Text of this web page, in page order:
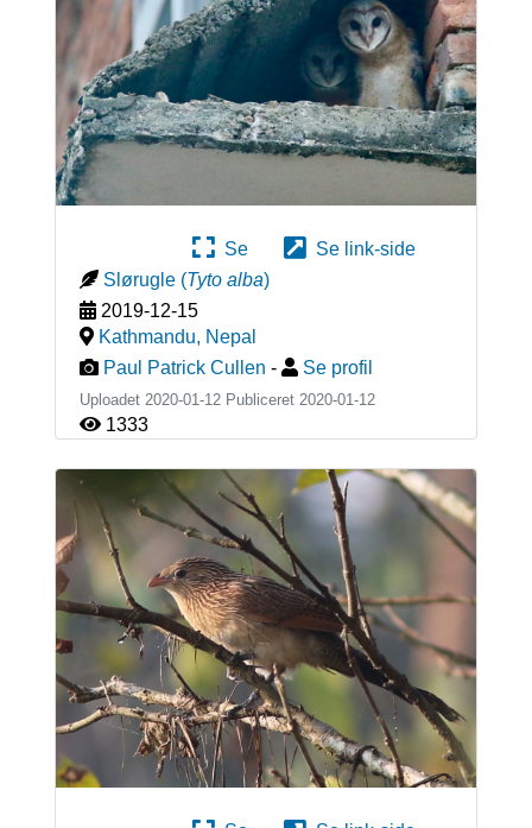
Se
Se link-side
Slørugle (Tyto alba)
2019-12-15
Kathmandu, Nepal
Paul Patrick Cullen - Se profil
Uploadet 2020-01-12 Publiceret 2020-01-12
1333